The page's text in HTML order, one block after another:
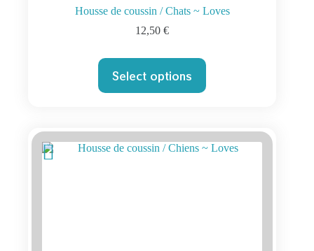
Housse de coussin / Chats ~ Loves
12,50€
Select options